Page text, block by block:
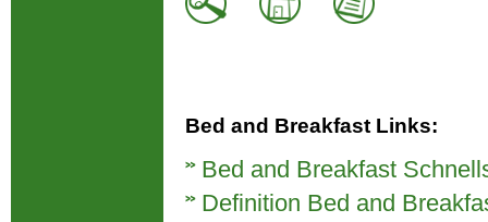
Bed and Breakfast Links:
Bed and Breakfast
Definition Bed and